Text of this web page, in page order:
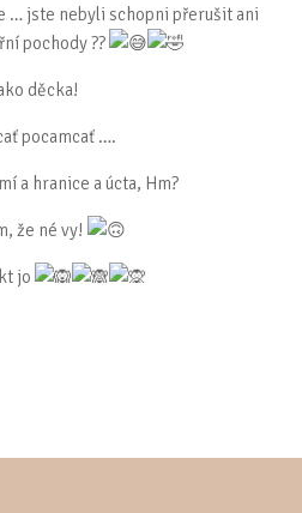
… jste nebyli schopni přerušit ani
pochody ??
děcka!
pocamcať ….
a hranice a úcta, Hm?
že né vy!
jo